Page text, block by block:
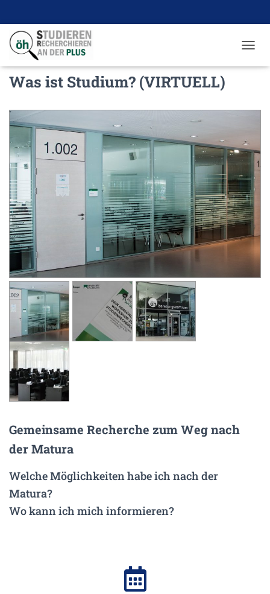
A
A
O
M
S
C
H
L
Was ist Studium? (VIRTUELL)
Gemeinsame Recherche zum Weg nach
der Matura
Welche Möglichkeiten habe ich nach der
Matura?
Wo kann ich mich informieren?